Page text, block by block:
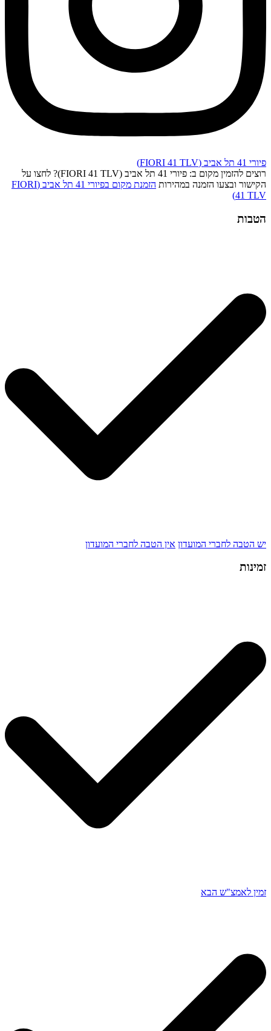
פיורי 41 תל אביב (FIORI 41 TLV)
רוצים להזמין מקום ב: פיורי 41 תל אביב (FIORI 41 TLV)? לחצו על
הקישור ובצעו הזמנה במהירות
הזמנת מקום בפיורי 41 תל אביב (FIORI
41 TLV)
הטבות
יש הטבה לחברי המועדון אין הטבה לחברי המועדון
זמינות
זמין לאמצ"ש הבא